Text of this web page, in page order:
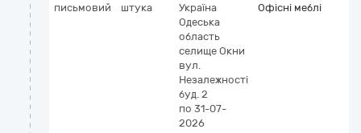
письмовий
штука
Україна
Одеська
область
селище Окни
вул.
Незалежності
буд. 2
по 31-07-
2026
Офісні меблі